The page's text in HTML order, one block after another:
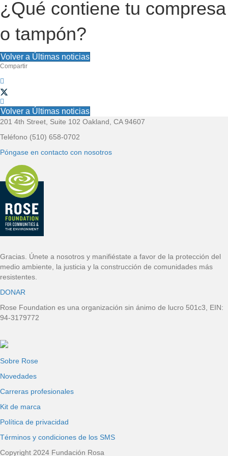
e
l
s
i
t
i
o
¿Qué contiene tu compresa
o tampón?
Volver a Últimas noticias
Compartir
Volver a Últimas noticias
P
i
e
d
e
p
á
g
i
n
a
201 4th Street, Suite 102 Oakland, CA 94607
Teléfono (510) 658-0702
Póngase en contacto con nosotros
Gracias. Únete a nosotros y manifiéstate a favor de la protección del
medio ambiente, la justicia y la construcción de comunidades más
resistentes.
DONAR
Rose Foundation es una organización sin ánimo de lucro 501c3, EIN:
94-3179772
Sobre Rose
Novedades
Carreras profesionales
Kit de marca
Política de privacidad
Términos y condiciones de los SMS
Copyright 2024 Fundación Rosa